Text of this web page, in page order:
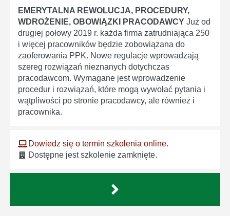
EMERYTALNA REWOLUCJA, PROCEDURY,
WDROŻENIE, OBOWIĄZKI PRACODAWCY Już od
drugiej połowy 2019 r. każda firma zatrudniająca 250
i więcej pracowników będzie zobowiązana do
zaoferowania PPK. Nowe regulacje wprowadzają
szereg rozwiązań nieznanych dotychczas
pracodawcom. Wymagane jest wprowadzenie
procedur i rozwiązań, które mogą wywołać pytania i
wątpliwości po stronie pracodawcy, ale również i
pracownika.
Dowiedz się o termin szkolenia online.
Dostępne jest szkolenie zamknięte.